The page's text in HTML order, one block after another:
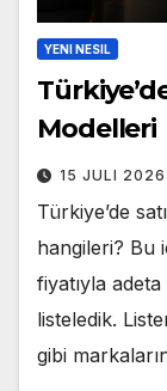
YENI NESIL
Modelleri
15 JULI 2026
Türkiye’de
hangileri? Bu
fiyatıyla
listeledik.
gibi